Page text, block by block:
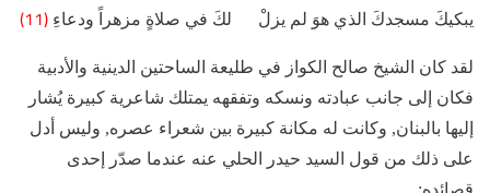
يبكيكَ مسجدكَ الذي هوَ لم يزلْ لكَ في صلاةٍ مزهراً ودعاءِ (11)
لقد كان الشيخ صالح الكواز في طليعة الساحتين الدينية والأدبية
فكان إلى جانب عبادته ونسكه وتفقهه يمتلك شاعرية كبيرة يُشار
إليها بالبنان, وكانت له مكانة كبيرة بين شعراء عصره, وليس أدل
على ذلك من قول السيد حيدر الحلي عنه عندما صدّر إحدى
قصائده: